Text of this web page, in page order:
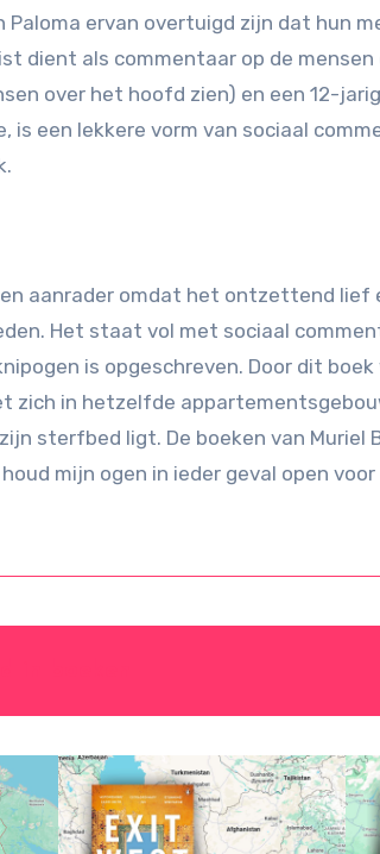
ervan overtuigd zijn dat hun
dient als commentaar op de
over het hoofd zien) en een 12-
is een lekkere vorm van sociaal
aanrader omdat het ontzettend lief
Het staat vol met sociaal
is opgeschreven. Door dit
zich in hetzelfde
sterfbed ligt. De boeken van Muriel
mijn ogen in ieder geval open